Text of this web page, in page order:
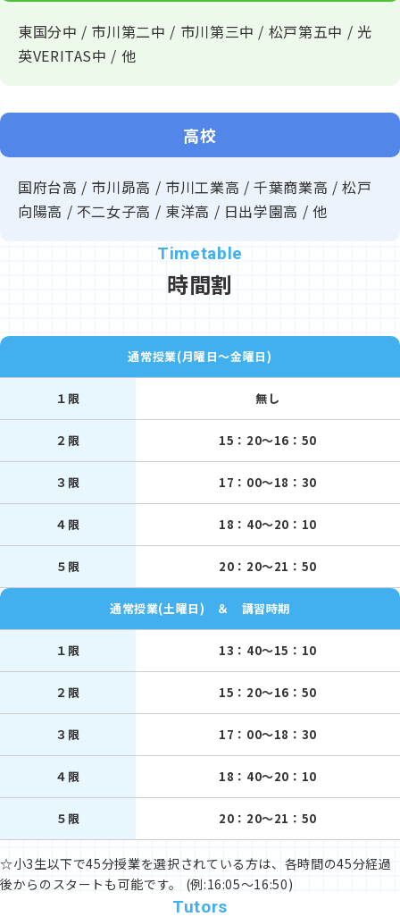
ルメ・英語・数学の動画です！
主にグルメ・中学英語＆数学の解説動画を置いています。皆
→→こちらのYoutube再生リスト←←からご覧ください！
☆８☆【毎週日曜日に定期更新中】ブログ♪
勉強に関するお話からグルメのお話まで、
ブログ（クリックorタップ！） 書いています！
【教室前の看板に設置のパンフレット】
（入学金がお得に・・・！その他、特典もあり！）
◎◎受験生チャレンジ支援事業◎◎（リンク参照）
関塾では、この支援事業のご利用を促進しております。
東国分中 / 市川第二中 / 市川第三中 / 松戸第五中 / 光
英VERITAS中 / 他
高校
国府台高 / 市川昴高 / 市川工業高 / 千葉商業高 / 松戸
向陽高 / 不二女子高 / 東洋高 / 日出学園高 / 他
時間割
通常授業(月曜日～金曜日)
１限 無し
２限 15：20～16：50
３限 17：00～18：30
４限 18：40～20：10
５限 20：20～21：50
通常授業(土曜日) ＆ 講習時期
１限 13：40～15：10
２限 15：20～16：50
３限 17：00～18：30
４限 18：40～20：10
５限 20：20～21：50
☆小3生以下で45分授業を選択されている方は、各時間の45分経過
後からのスタートも可能です。 (例:16:05～16:50)